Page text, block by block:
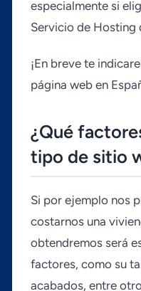
especialmente si
Servicio de Hosting
¡En breve te
página web en
¿Qué
tipo de sitio
Si por ejemplo nos
costarnos una
obtendremos será
factores, como su
acabados, entre